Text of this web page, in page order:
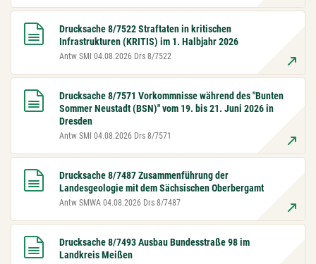
Drucksache 8/7522 Straftaten in kritischen
Infrastrukturen (KRITIS) im 1. Halbjahr 2026
Antw SMI 04.08.2026 Drs 8/7522
Drucksache 8/7571 Vorkommnisse während des "Bunten
Sommer Neustadt (BSN)" vom 19. bis 21. Juni 2026 in
Dresden
Antw SMI 04.08.2026 Drs 8/7571
Drucksache 8/7487 Zusammenführung der
Landesgeologie mit dem Sächsischen Oberbergamt
Antw SMWA 04.08.2026 Drs 8/7487
Drucksache 8/7493 Ausbau Bundesstraße 98 im
Landkreis Meißen